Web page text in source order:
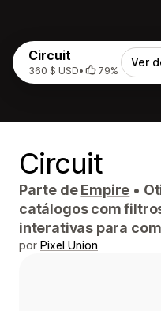
Circuit
360 $ USD• 79%
Ver
Circuit
Parte deEmpire •
catálogos com
interativas para
por Pixel Union